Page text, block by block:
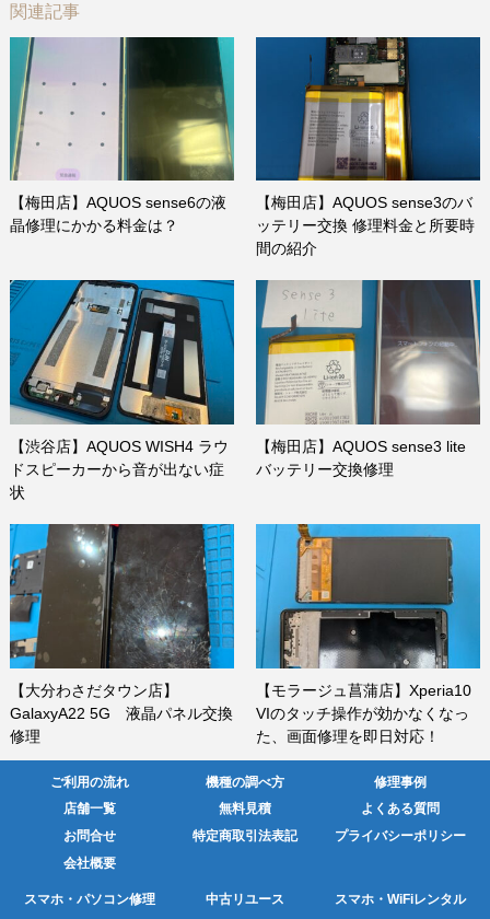
関連記事
【梅田店】AQUOS sense6の液
晶修理にかかる料金は？
【梅田店】AQUOS sense3のバ
ッテリー交換 修理料金と所要時
間の紹介
【渋谷店】AQUOS WISH4 ラウ
ドスピーカーから音が出ない症
状
【梅田店】AQUOS sense3 lite
バッテリー交換修理
【大分わさだタウン店】
GalaxyA22 5G 液晶パネル交換
修理
【モラージュ菖蒲店】Xperia10
VIのタッチ操作が効かなくなっ
た、画面修理を即日対応！
ご利用の流れ 機種の調べ方
修理事例
店舗一覧
無料見積
よくある質問
お問合せ
特定商取引法表記
プライバシーポリシー
会社概要
スマホ・パソコン修理 中古リユース スマホ・WiFiレンタル